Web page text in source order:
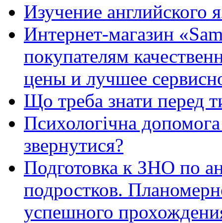
Изучение английского
Интернет-магазин
покупателям
цены и лучшее
Що треба знати перед
Психологічна
звернутися?
Подготовка к ЗНО по
подростков.
успешного